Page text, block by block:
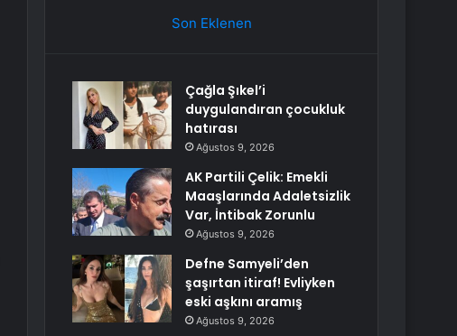
Son Eklenen
Çağla Şıkel’i
duygulandıran çocukluk
hatırası
Ağustos 9, 2026
AK Partili Çelik: Emekli
Maaşlarında Adaletsizlik
Var, İntibak Zorunlu
Ağustos 9, 2026
Defne Samyeli’den
şaşırtan itiraf! Evliyken
eski aşkını aramış
Ağustos 9, 2026